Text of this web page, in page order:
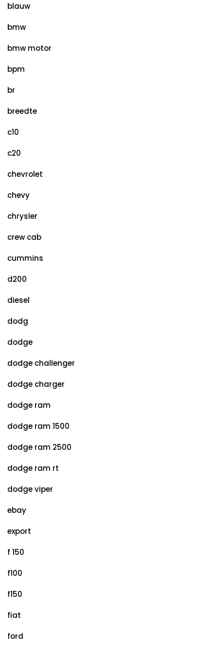
blauw
bmw
bmw motor
bpm
br
breedte
c10
c20
chevrolet
chevy
chrysler
crew cab
cummins
d200
diesel
dodg
dodge
dodge challenger
dodge charger
dodge ram
dodge ram 1500
dodge ram 2500
dodge ram rt
dodge viper
ebay
export
f 150
f100
f150
fiat
ford